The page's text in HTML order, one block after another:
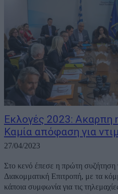
Εκλογές 2023: Ακαρπη
Καμία απόφαση για
27/04/2023
Στο κενό έπεσε η πρώτη συζήτηση
Διακομματική Επιτροπή, με τα
κάποια συμφωνία για τις